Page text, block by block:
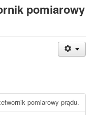
pomiarowy
pomiarowy prądu.